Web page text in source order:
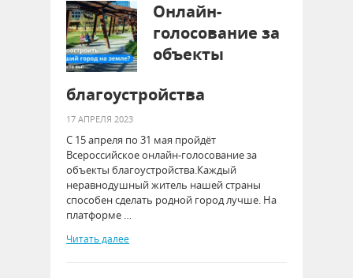
Онлайн-
голосование за
объекты
благоустройства
17 АПРЕЛЯ 2023
С 15 апреля по 31 мая пройдёт
Всероссийское онлайн-голосование за
объекты благоустройства.Каждый
неравнодушный житель нашей страны
способен сделать родной город лучше. На
платформе …
Читать далее